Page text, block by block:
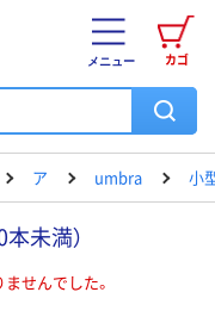
カゴ
メニュー
ア umbra 小
未満）
せんでした。